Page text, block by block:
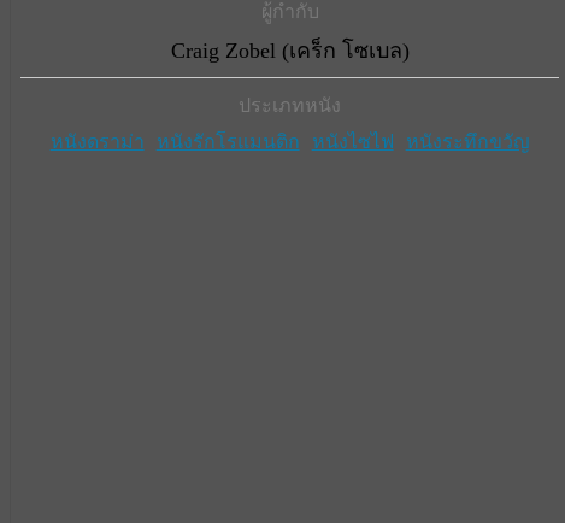
ผู้กำกับ
Craig Zobel (เคร็ก โซเบล)
ประเภทหนัง
หนังดราม่า
หนังรักโรแมนติก หนังไซไฟ หนังระทึกขวัญ